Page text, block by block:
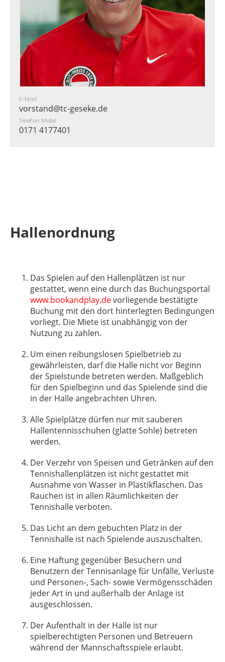
E-Mail
vorstand@tc-geseke.de
Telefon Mobil
0171 4177401
Hallenordnung
Das Spielen auf den Hallenplätzen ist nur
gestattet, wenn eine durch das Buchungsportal
www.bookandplay.devorliegende bestätigte
Buchung mit den dort hinterlegten Bedingungen
vorliegt. Die Miete ist unabhängig von der
Nutzung zu zahlen.
Um einen reibungslosen Spielbetrieb zu
gewährleisten, darf die Halle nicht vor Beginn
der Spielstunde betreten werden. Maßgeblich
für den Spielbeginn und das Spielende sind die
in der Halle angebrachten Uhren.
Alle Spielplätze dürfen nur mit sauberen
Hallentennisschuhen (glatte Sohle) betreten
werden.
Der Verzehr von Speisen und Getränken auf den
Tennishallenplätzen ist nicht gestattet mit
Ausnahme von Wasser in Plastikflaschen. Das
Rauchen ist in allen Räumlichkeiten der
Tennishalle verboten.
Das Licht an dem gebuchten Platz in der
Tennishalle ist nach Spielende auszuschalten.
Eine Haftung gegenüber Besuchern und
Benutzern der Tennisanlage für Unfälle, Verluste
und Personen-, Sach- sowie Vermögensschäden
jeder Art in und außerhalb der Anlage ist
ausgeschlossen.
Der Aufenthalt in der Halle ist nur
spielberechtigten Personen und Betreuern
während der Mannschaftsspiele erlaubt.